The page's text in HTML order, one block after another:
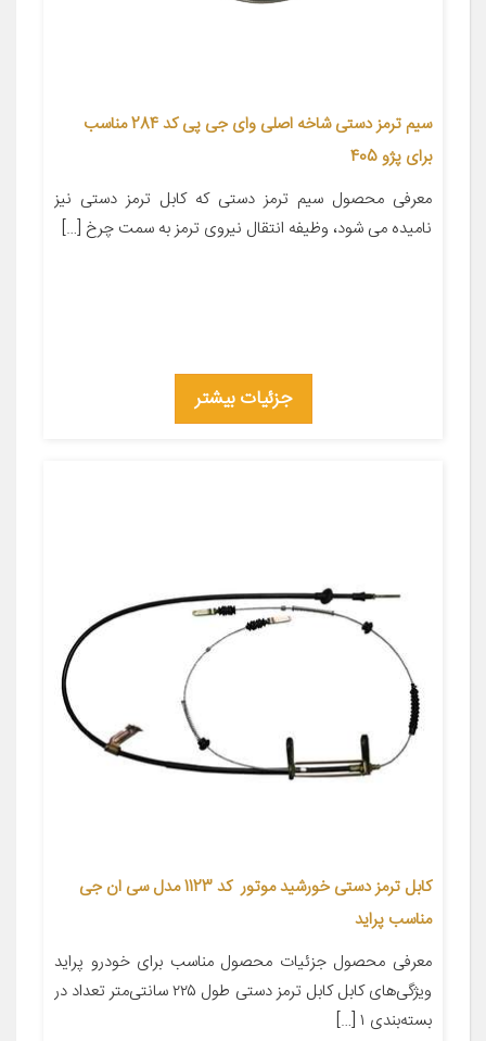
سیم ترمز دستی شاخه اصلی وای جی پی کد 284 مناسب
برای پژو 405
معرفی محصول سیم ترمز دستی که کابل ترمز دستی نیز
نامیده می شود، وظیفه انتقال نیروی ترمز به سمت چرخ […]
جزئیات بیشتر
کابل ترمز دستی خورشید موتور کد 1123 مدل سی ان جی
مناسب پراید
معرفی محصول جزئیات محصول مناسب برای خودرو پراید
ویژگی‌های کابل کابل ترمز دستی طول ۲۲۵ سانتی‌متر تعداد در
بسته‌بندی ۱ […]